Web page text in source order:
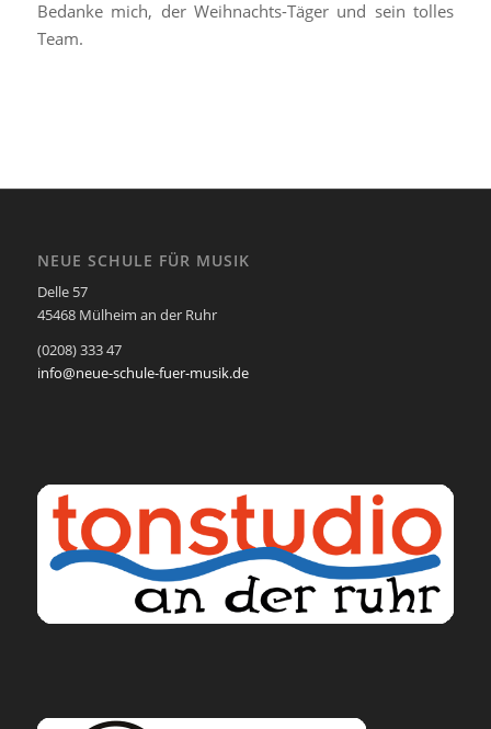
Bedanke mich, der Weihnachts-Täger und sein tolles
Team.
NEUE SCHULE FÜR MUSIK
Delle 57
45468 Mülheim an der Ruhr
(0208) 333 47
info@neue-schule-fuer-musik.de